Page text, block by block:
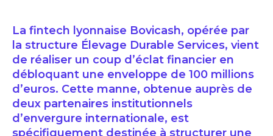
La fintech lyonnaise Bovicash, opérée par
la structure Élevage Durable Services, vient
de réaliser un coup d’éclat financier en
débloquant une enveloppe de 100 millions
d’euros. Cette manne, obtenue auprès de
deux partenaires institutionnels
d’envergure internationale, est
spécifiquement destinée à structurer une